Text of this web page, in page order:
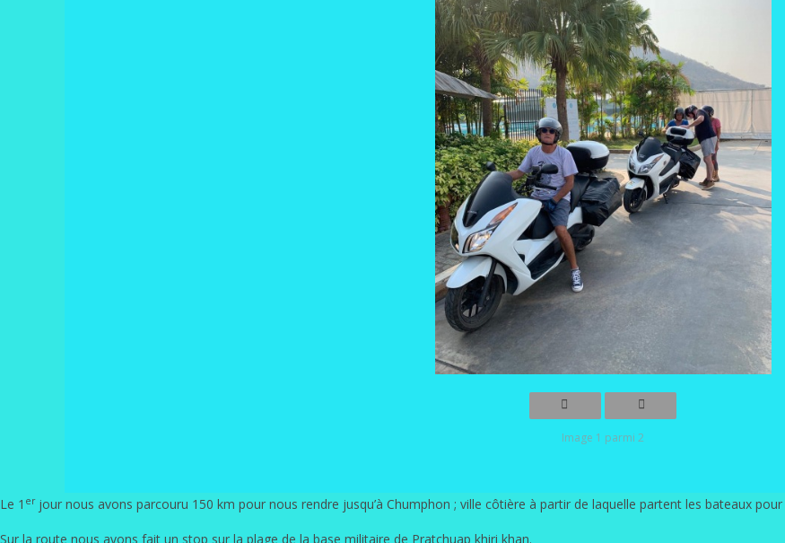
Image 1 parmi 2
Le 1 erjour nous avons parcouru 150 km pour nous rendre jusqu’à Chumphon ; ville côtière à partir de laquelle partent les bateaux
Sur la route nous avons fait un stop sur la plage de la base militaire de Pratchuap khiri khan.